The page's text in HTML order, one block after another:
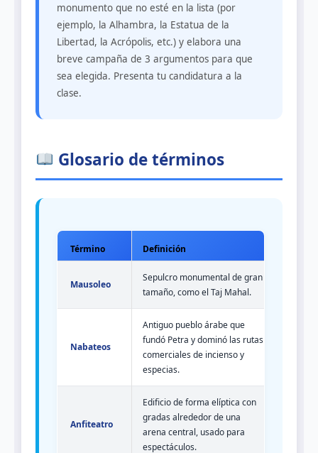
monumento que no esté en la lista (por
ejemplo, la Alhambra, la Estatua de la
Libertad, la Acrópolis, etc.) y elabora una
breve campaña de 3 argumentos para que
sea elegida. Presenta tu candidatura a la
clase.
Glosario de términos
Término Definición
Mausoleo
Sepulcro monumental de gran
tamaño, como el Taj Mahal.
Nabateos
Antiguo pueblo árabe que
fundó Petra y dominó las rutas
comerciales de incienso y
especias.
Anfiteatro
Edificio de forma elíptica con
gradas alrededor de una
arena central, usado para
espectáculos.